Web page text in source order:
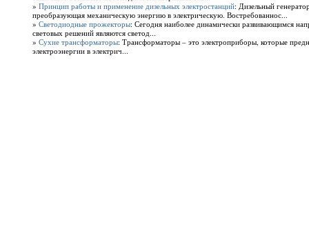
» Принцип работы и применение дизельных электростанций: Дизельный
преобразующая механическую энергию в электрическую. Востребованнос...
» Светодиодные прожекторы: Сегодня наиболее динамически развивающимся
световых решений являются светод...
» Сухие трансформаторы: Трансформаторы – это электроприборы, которые
электроэнергии в электрич...